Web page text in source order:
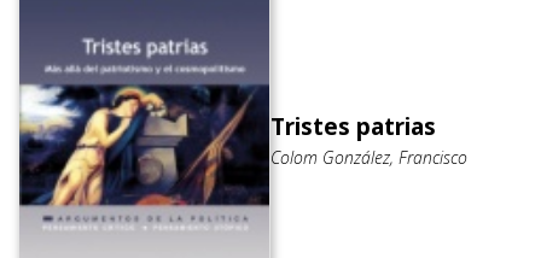
Tristes patrias
Colom González, Francisco